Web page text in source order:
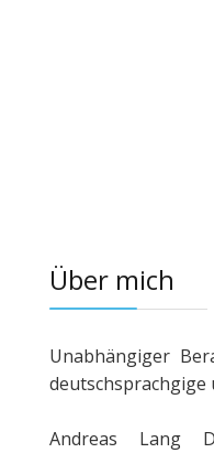
Über mich
Unabhängiger
Andreas Lang